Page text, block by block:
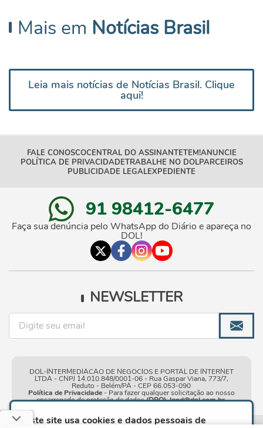
Este site usa cookies e dados pessoais de
Mais em Notícias Brasil
Leia mais notícias de Notícias Brasil. Clique
aqui!
FALE CONOSCOCENTRAL DO ASSINANTETEM!ANUNCIE
POLÍTICA DE PRIVACIDADETRABALHE NO DOLPARCEIROS
PUBLICIDADE LEGALEXPEDIENTE
91 98412-6477
Faça sua denúncia pelo WhatsApp do Diário e apareça no
DOL!
NEWSLETTER
DOL-INTERMEDIACAO DE NEGOCIOS E PORTAL DE INTERNET
LTDA - CNPJ 14.010.848/0001-06 - Rua Gaspar Viana, 773/7,
Reduto - Belém/PA - CEP 66.053-090
Política de Privacidade- Para fazer qualquer solicitação ao nosso
encarregado de proteção de dados(DPO):lgpd@dol.com.br.